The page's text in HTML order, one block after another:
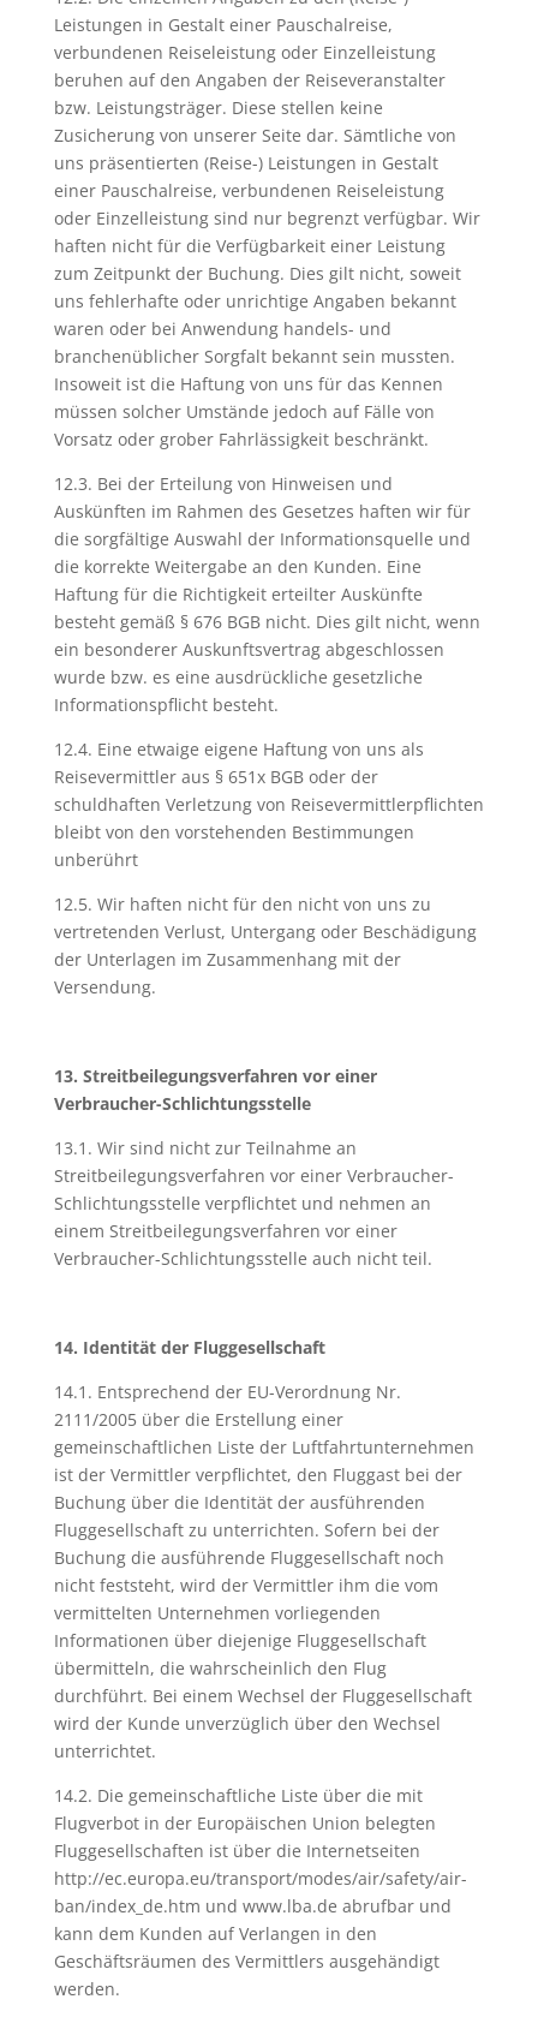
Leistungen in Gestalt einer Pauschalreise,
verbundenen Reiseleistung oder Einzelleistung
beruhen auf den Angaben der Reiseveranstalter
bzw. Leistungsträger. Diese stellen keine
Zusicherung von unserer Seite dar. Sämtliche von
uns präsentierten (Reise-) Leistungen in Gestalt
einer Pauschalreise, verbundenen Reiseleistung
oder Einzelleistung sind nur begrenzt verfügbar. Wir
haften nicht für die Verfügbarkeit einer Leistung
zum Zeitpunkt der Buchung. Dies gilt nicht, soweit
uns fehlerhafte oder unrichtige Angaben bekannt
waren oder bei Anwendung handels- und
branchenüblicher Sorgfalt bekannt sein mussten.
Insoweit ist die Haftung von uns für das Kennen
müssen solcher Umstände jedoch auf Fälle von
Vorsatz oder grober Fahrlässigkeit beschränkt.
12.3. Bei der Erteilung von Hinweisen und
Auskünften im Rahmen des Gesetzes haften wir für
die sorgfältige Auswahl der Informationsquelle und
die korrekte Weitergabe an den Kunden. Eine
Haftung für die Richtigkeit erteilter Auskünfte
besteht gemäß § 676 BGB nicht. Dies gilt nicht, wenn
ein besonderer Auskunftsvertrag abgeschlossen
wurde bzw. es eine ausdrückliche gesetzliche
Informationspflicht besteht.
12.4. Eine etwaige eigene Haftung von uns als
Reisevermittler aus § 651x BGB oder der
schuldhaften Verletzung von Reisevermittlerpflichten
bleibt von den vorstehenden Bestimmungen
unberührt
12.5. Wir haften nicht für den nicht von uns zu
vertretenden Verlust, Untergang oder Beschädigung
der Unterlagen im Zusammenhang mit der
Versendung.
13. Streitbeilegungsverfahren vor einer
Verbraucher-Schlichtungsstelle
13.1. Wir sind nicht zur Teilnahme an
Streitbeilegungsverfahren vor einer Verbraucher-
Schlichtungsstelle verpflichtet und nehmen an
einem Streitbeilegungsverfahren vor einer
Verbraucher-Schlichtungsstelle auch nicht teil.
14. Identität der Fluggesellschaft
14.1. Entsprechend der EU-Verordnung Nr.
2111/2005 über die Erstellung einer
gemeinschaftlichen Liste der Luftfahrtunternehmen
ist der Vermittler verpflichtet, den Fluggast bei der
Buchung über die Identität der ausführenden
Fluggesellschaft zu unterrichten. Sofern bei der
Buchung die ausführende Fluggesellschaft noch
nicht feststeht, wird der Vermittler ihm die vom
vermittelten Unternehmen vorliegenden
Informationen über diejenige Fluggesellschaft
übermitteln, die wahrscheinlich den Flug
durchführt. Bei einem Wechsel der Fluggesellschaft
wird der Kunde unverzüglich über den Wechsel
unterrichtet.
14.2. Die gemeinschaftliche Liste über die mit
Flugverbot in der Europäischen Union belegten
Fluggesellschaften ist über die Internetseiten
http://ec.europa.eu/transport/modes/air/safety/air-
ban/index_de.htm und www.lba.de abrufbar und
kann dem Kunden auf Verlangen in den
Geschäftsräumen des Vermittlers ausgehändigt
werden.